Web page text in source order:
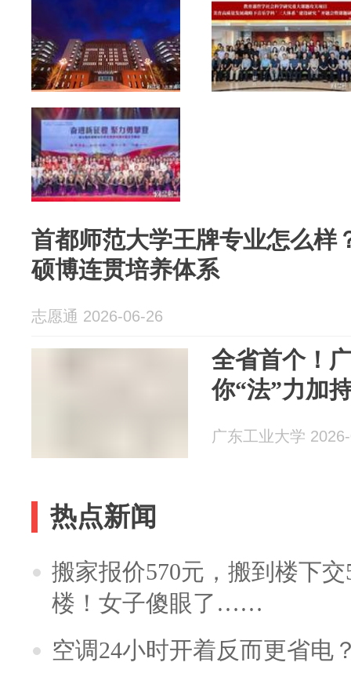
首都师范大学王牌专业怎么样
硕博连贯培养体系
志愿通 2026-06-26
全省首个！
你“法”力加
广东工业大学
热点新闻
搬家报价570元，搬到楼下
楼！女子傻眼了……
空调24小时开着反而更省电